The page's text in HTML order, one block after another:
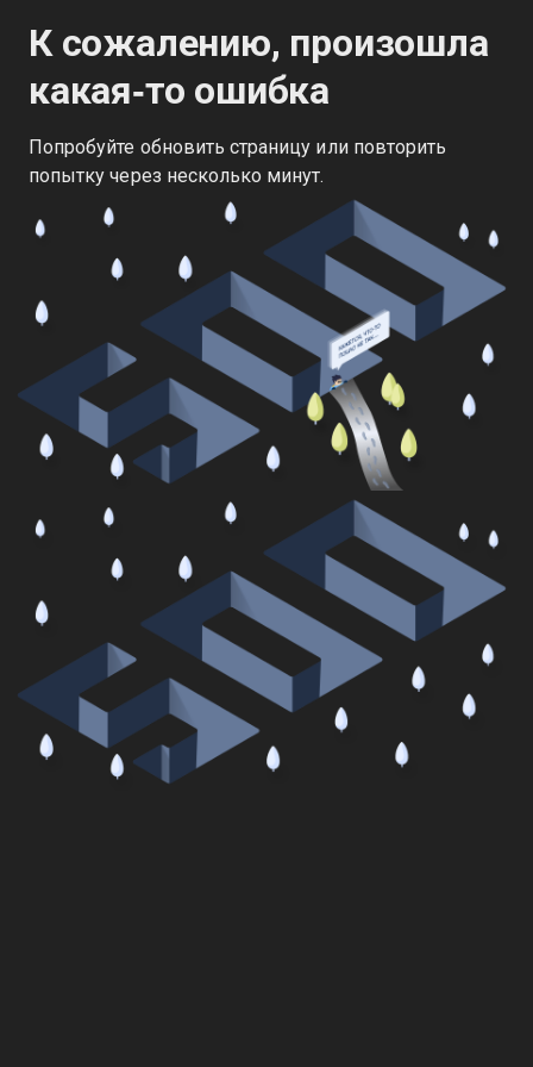
К сожалению, произошла
какая‑то ошибка
Попробуйте обновить страницу или повторить
попытку через несколько минут.